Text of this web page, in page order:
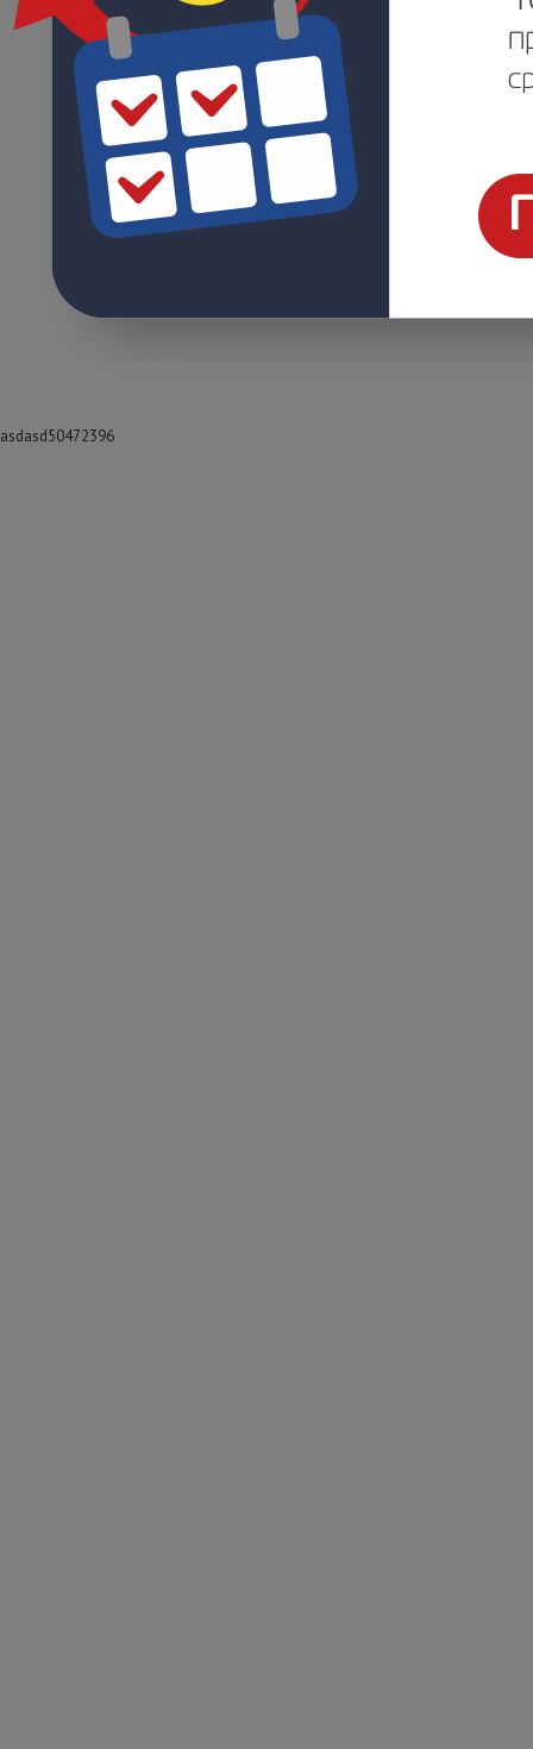
asdasd50472396